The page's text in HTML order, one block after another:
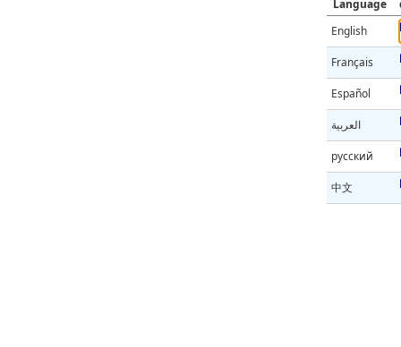
Language
English
Français
Español
العربية
русский
中文